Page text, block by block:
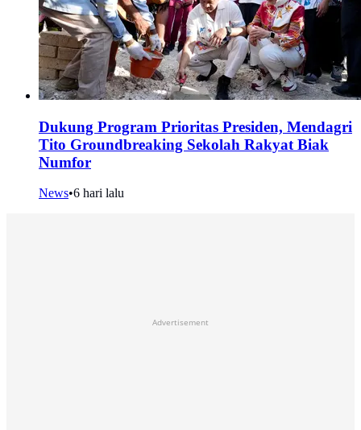
Dukung Program Prioritas Presiden, Mendagri
Tito Groundbreaking Sekolah Rakyat Biak
Numfor
News•6 hari lalu
Advertisement